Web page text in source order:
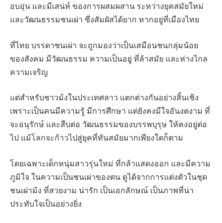
อบอุ่น และมีเสน่ห์ ของการผสมผสาน ระหว่างยุคสมัยใหม่
และวัฒนธรรมชนเผ่า ซึ่งสัมผัสได้ยาก หากอยู่ที่เมืองไทย
ที่ไทย บรรดาชนเผ่า จะถูกมองว่าเป็นเสมือนชนกลุ่มน้อย
ของสังคม มีวัฒนธรรม ความเป็นอยู่ ที่ล้าสมัย และห่างไกล
ความเจริญ
แต่สำหรับชาวม้งในประเทศลาว แตกต่างกันอย่างสิ้นเชิง
เพราะเป็นคนมีความรู้ มีการศึกษา แต่ยังคงมีใจอันงดงาม ที่
จะอนุรักษ์ และสืบต่อ วัฒนธรรมของบรรพบุรุษ ให้คงอยู่ต่อ
ไป แม้โลกจะก้าวไปสู่ยุคที่ทันสมัยมากเพียงใดก็ตาม
โดยเฉพาะเด็กหนุ่มสาวรุ่นใหม่ ที่กล้าแสดงออก และมีความ
ภูมิใจ ในความเป็นชนเผ่าของตน ดูได้จากการแต่งตัวในชุด
ชนเผ่าม้ง ที่สวยงาม น่ารัก เป็นเอกลักษณ์ เป็นภาพที่น่า
ประทับใจเป็นอย่างยิ่ง